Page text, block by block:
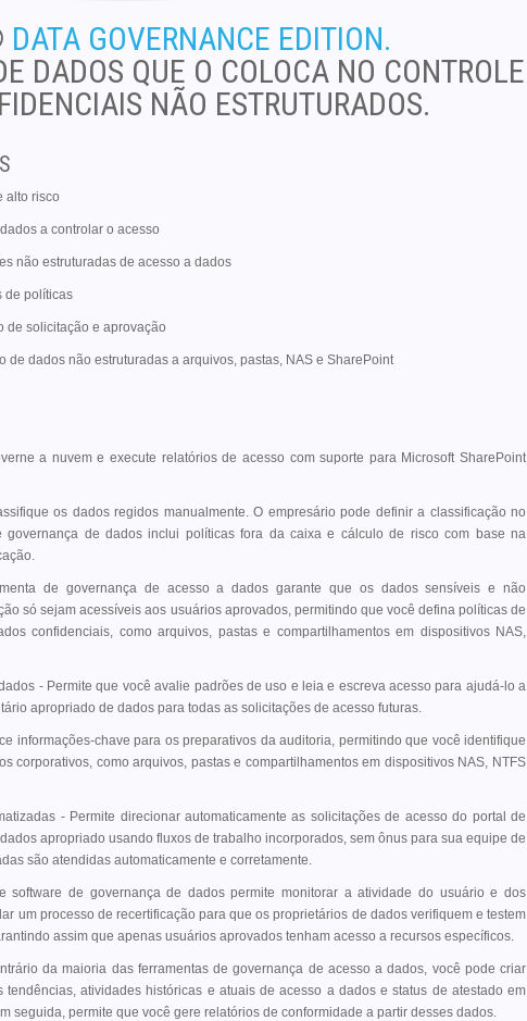
DATA GOVERNANCE EDITION.
DADOS QUE O COLOCA NO CONTROLE
NÃO ESTRUTURADOS.
alto risco
a controlar o acesso
não estruturadas de acesso a dados
de políticas
de solicitação e aprovação
de dados não estruturadas a arquivos, pastas, NAS e SharePoint
a nuvem e execute relatórios de acesso com suporte para Microsoft SharePoint
os dados regidos manualmente. O empresário pode definir a classificação no
governança de dados inclui políticas fora da caixa e cálculo de risco com base na
de governança de acesso a dados garante que os dados sensíveis e não
só sejam acessíveis aos usuários aprovados, permitindo que você defina políticas de
confidenciais, como arquivos, pastas e compartilhamentos em dispositivos NAS,
- Permite que você avalie padrões de uso e leia e escreva acesso para ajudá-lo a
apropriado de dados para todas as solicitações de acesso futuras.
informações-chave para os preparativos da auditoria, permitindo que você identifique
corporativos, como arquivos, pastas e compartilhamentos em dispositivos NAS, NTFS
- Permite direcionar automaticamente as solicitações de acesso do portal de
apropriado usando fluxos de trabalho incorporados, sem ônus para sua equipe de
são atendidas automaticamente e corretamente.
software de governança de dados permite monitorar a atividade do usuário e dos
um processo de recertificação para que os proprietários de dados verifiquem e testem
assim que apenas usuários aprovados tenham acesso a recursos específicos.
da maioria das ferramentas de governança de acesso a dados, você pode criar
tendências, atividades históricas e atuais de acesso a dados e status de atestado em
seguida, permite que você gere relatórios de conformidade a partir desses dados.